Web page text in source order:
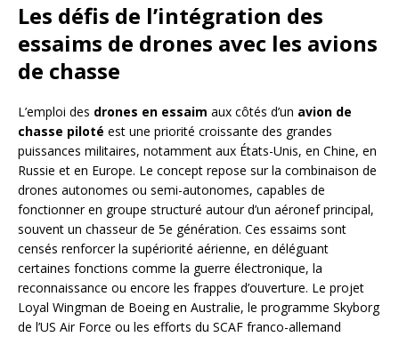
Les défis de l’intégration des
essaims de drones avec les avions
de chasse
L’emploi des drones en essaim aux côtés d’un avion de
chasse piloté est une priorité croissante des grandes
puissances militaires, notamment aux États-Unis, en Chine, en
Russie et en Europe. Le concept repose sur la combinaison de
drones autonomes ou semi-autonomes, capables de
fonctionner en groupe structuré autour d’un aéronef principal,
souvent un chasseur de 5e génération. Ces essaims sont
censés renforcer la supériorité aérienne, en déléguant
certaines fonctions comme la guerre électronique, la
reconnaissance ou encore les frappes d’ouverture. Le projet
Loyal Wingman de Boeing en Australie, le programme Skyborg
de l’US Air Force ou les efforts du SCAF franco-allemand